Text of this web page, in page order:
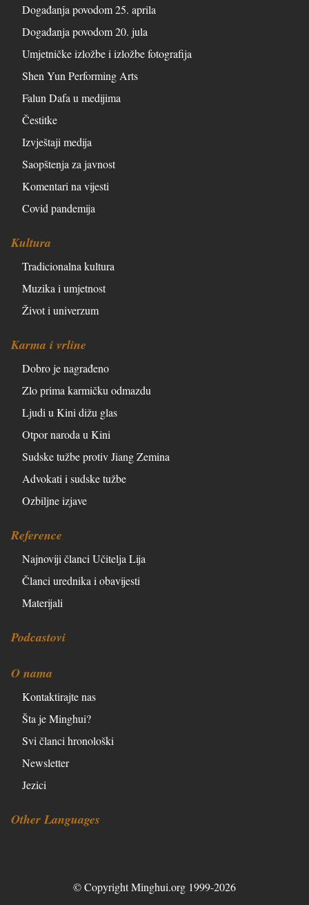
Događanja povodom 25. aprila
Događanja povodom 20. jula
Umjetničke izložbe i izložbe fotografija
Shen Yun Performing Arts
Falun Dafa u medijima
Čestitke
Izvještaji medija
Saopštenja za javnost
Komentari na vijesti
Covid pandemija
Kultura
Tradicionalna kultura
Muzika i umjetnost
Život i univerzum
Karma i vrline
Dobro je nagrađeno
Zlo prima karmičku odmazdu
Ljudi u Kini dižu glas
Otpor naroda u Kini
Sudske tužbe protiv Jiang Zemina
Advokati i sudske tužbe
Ozbiljne izjave
Reference
Najnoviji članci Učitelja Lija
Članci urednika i obavijesti
Materijali
Podcastovi
O nama
Kontaktirajte nas
Šta je Minghui?
Svi članci hronološki
Newsletter
Jezici
Other Languages
© Copyright Minghui.org 1999-2026